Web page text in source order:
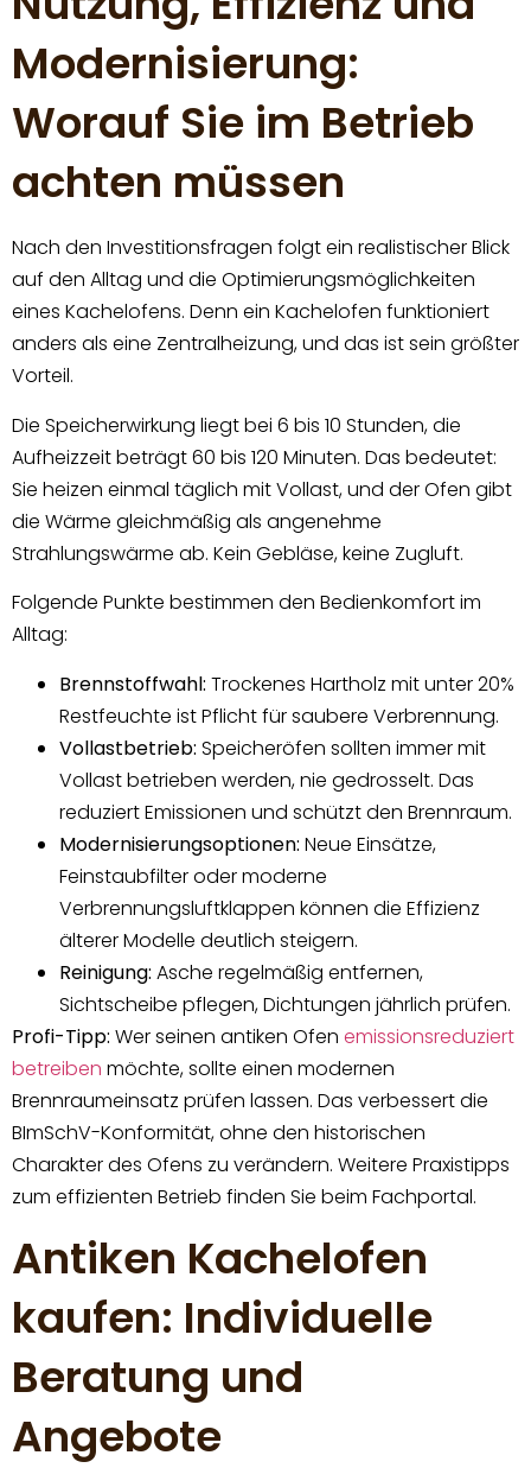
Modernisierung:
Worauf Sie im Betrieb
achten müssen
Nach den Investitionsfragen folgt ein realistischer Blick
auf den Alltag und die Optimierungsmöglichkeiten
eines Kachelofens. Denn ein Kachelofen funktioniert
anders als eine Zentralheizung, und das ist sein größter
Vorteil.
Die Speicherwirkung liegt bei 6 bis 10 Stunden, die
Aufheizzeit beträgt 60 bis 120 Minuten. Das bedeutet:
Sie heizen einmal täglich mit Vollast, und der Ofen gibt
die Wärme gleichmäßig als angenehme
Strahlungswärme ab. Kein Gebläse, keine Zugluft.
Folgende Punkte bestimmen den Bedienkomfort im
Alltag:
Brennstoffwahl: Trockenes Hartholz mit unter 20%
Restfeuchte ist Pflicht für saubere Verbrennung.
Vollastbetrieb: Speicheröfen sollten immer mit
Vollast betrieben werden, nie gedrosselt. Das
reduziert Emissionen und schützt den Brennraum.
Modernisierungsoptionen: Neue Einsätze,
Feinstaubfilter oder moderne
Verbrennungsluftklappen können die Effizienz
älterer Modelle deutlich steigern.
Reinigung: Asche regelmäßig entfernen,
Sichtscheibe pflegen, Dichtungen jährlich prüfen.
Profi-Tipp: Wer seinen antiken Ofen emissionsreduziert
betreiben möchte, sollte einen modernen
Brennraumeinsatz prüfen lassen. Das verbessert die
BImSchV-Konformität, ohne den historischen
Charakter des Ofens zu verändern. Weitere Praxistipps
zum effizienten Betrieb finden Sie beim Fachportal.
Antiken Kachelofen
kaufen: Individuelle
Beratung und
Angebote